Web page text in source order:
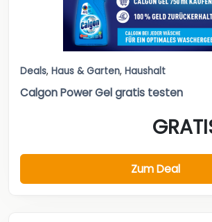
Deals, Haus & Garten, Haushalt
Calgon Power Gel gratis testen
Zum Deal